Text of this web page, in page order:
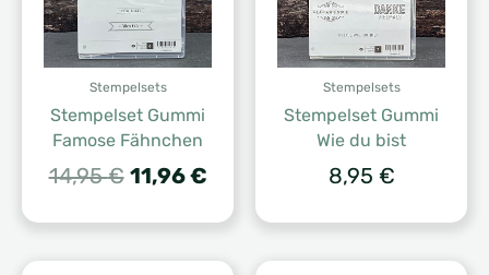
Stempelsets
Stempelset Gummi
Famose Fähnchen
14,95€ Ursprünglicher
war:
14,95 €
11,96€Aktueller
ist:
11,96 €.
Stempelsets
Stempelset Gummi
Wie du bist
8,95 €